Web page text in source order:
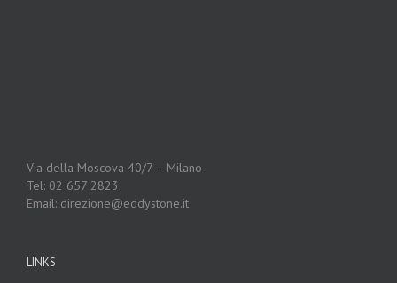
Via della Moscova 40/7 – Milano
Tel: 02 657 2823
Email: direzione@eddystone.it
LINKS